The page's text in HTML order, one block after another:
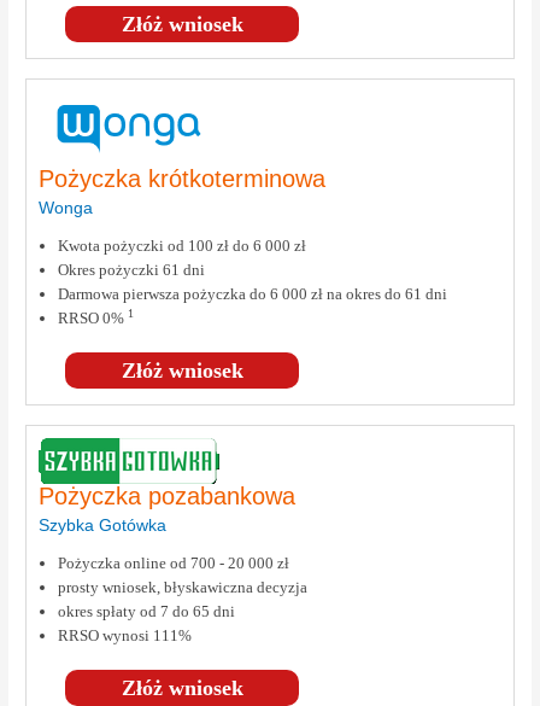
Złóż wniosek
Pożyczka krótkoterminowa
Wonga
Złóż wniosek
Kwota pożyczki od 100 zł do 6 000 zł
Okres pożyczki 61 dni
Darmowa pierwsza pożyczka do 6 000 zł na okres do 61 dni
RRSO 0% 1
Pożyczka pozabankowa
Szybka Gotówka
Złóż wniosek
Pożyczka online od 700 - 20 000 zł
prosty wniosek, błyskawiczna decyzja
okres spłaty od 7 do 65 dni
RRSO wynosi 111%